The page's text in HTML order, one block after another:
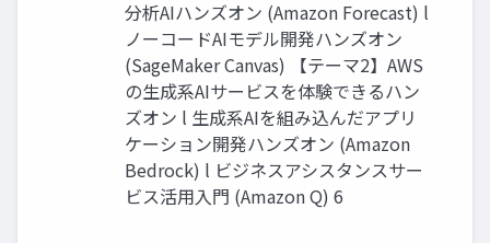
分析AIハンズオン (Amazon Forecast) l
ノーコードAIモデル開発ハンズオン
(SageMaker Canvas) 【テーマ2】AWS
の生成系AIサービスを体験できるハン
ズオン l 生成系AIを組み込んだアプリ
ケーション開発ハンズオン (Amazon
Bedrock) l ビジネスアシスタンスサー
ビス活用入門 (Amazon Q) 6